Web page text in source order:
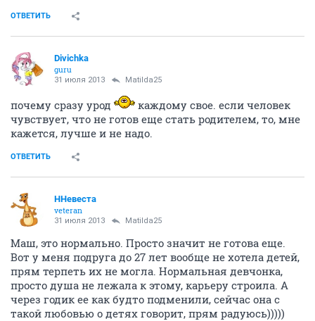
ОТВЕТИТЬ
Divichka
guru
31 июля 2013 Matilda25
почему сразу урод
каждому свое. если человек
чувствует, что не готов еще стать родителем, то, мне
кажется, лучше и не надо.
ОТВЕТИТЬ
ННевеста
veteran
31 июля 2013 Matilda25
Маш, это нормально. Просто значит не готова еще.
Вот у меня подруга до 27 лет вообще не хотела детей,
прям терпеть их не могла. Нормальная девчонка,
просто душа не лежала к этому, карьеру строила. А
через годик ее как будто подменили, сейчас она с
такой любовью о детях говорит, прям радуюсь)))))